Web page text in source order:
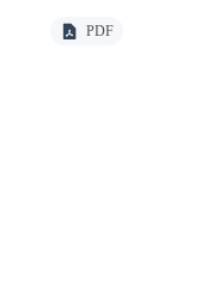
PDF